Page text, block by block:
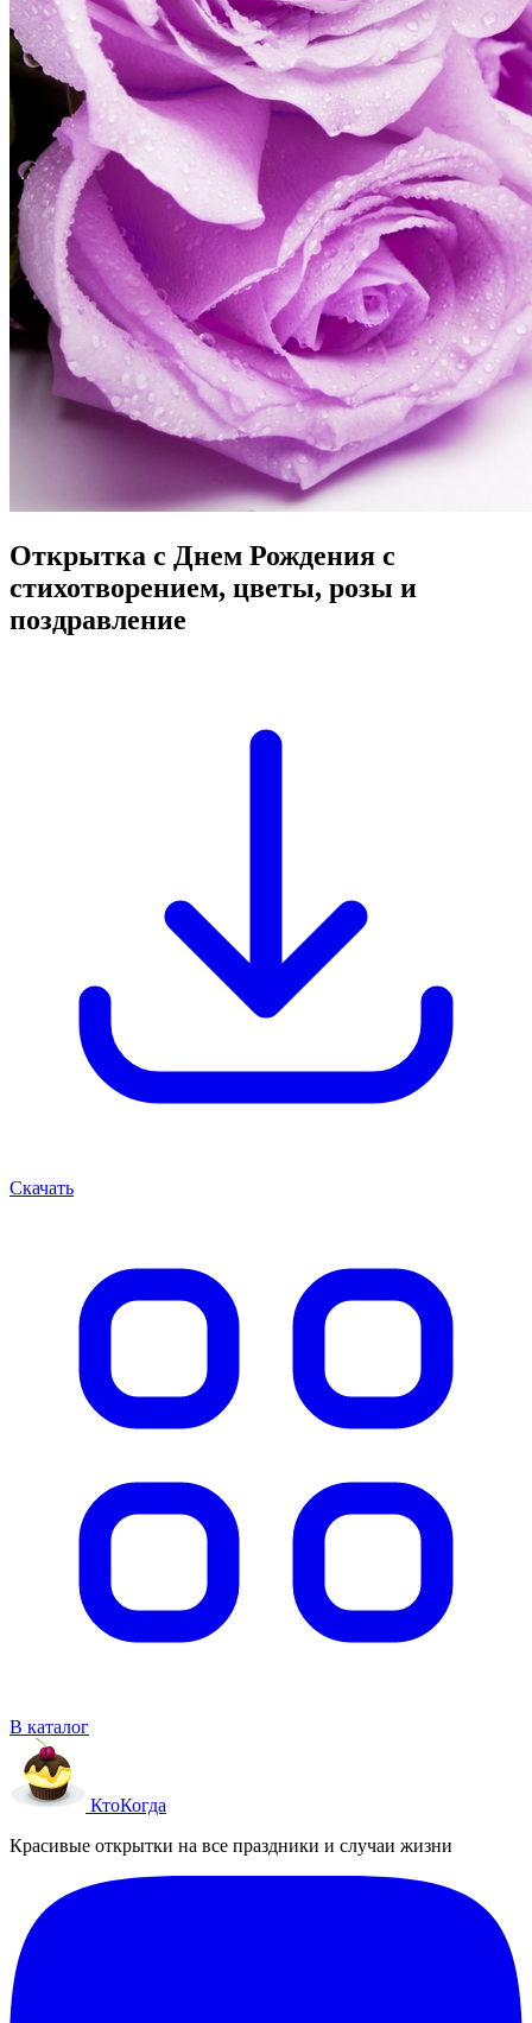
Открытка с Днем Рождения с
стихотворением, цветы, розы и
поздравление
Скачать
В каталог
КтоКогда
Красивые открытки на все праздники и случаи жизни